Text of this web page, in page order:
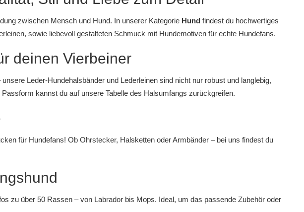
zwischen Mensch und Hund. In unserer Kategorie Hund findest du hochwertiges
, sowie liebevoll gestalteten Schmuck mit Hundemotivenfür echte Hundefans.
deinen Vierbeiner
unsere Leder-Hundehalsbänderund Lederleinensind nicht nur robust und langlebig,
kannst du auf unsere Tabelle des Halsumfangs zurückgreifen.
für Hundefans! Ob Ohrstecker, Halsketten oder Armbänder– bei uns findest du
zu über 50 Rassen – von Labrador bis Mops. Ideal, um das passende Zubehöroder